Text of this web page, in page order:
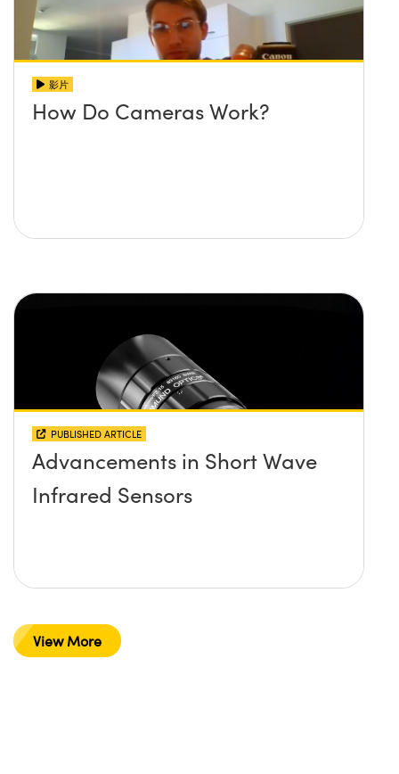
影片
How Do Cameras Work?
PUBLISHED ARTICLE
Advancements in Short Wave
Infrared Sensors
View More